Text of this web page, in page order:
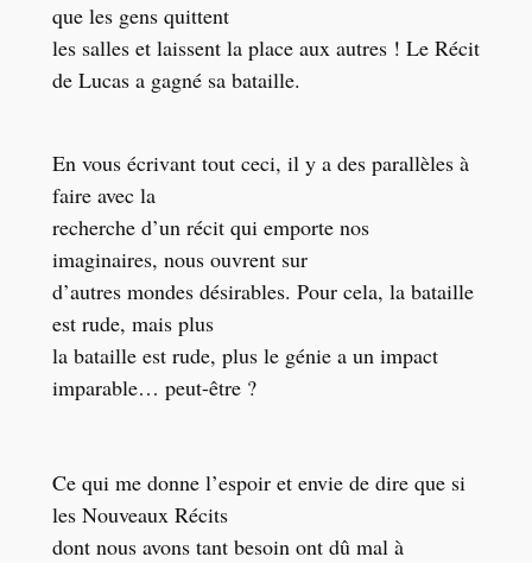
que les gens quittent
les salles et laissent la place aux autres ! Le Récit
de Lucas a gagné sa bataille.
En vous écrivant tout ceci, il y a des parallèles à
faire avec la
recherche d’un récit qui emporte nos
imaginaires, nous ouvrent sur
d’autres mondes désirables. Pour cela, la bataille
est rude, mais plus
la bataille est rude, plus le génie a un impact
imparable… peut-être ?
Ce qui me donne l’espoir et envie de dire que si
les Nouveaux Récits
dont nous avons tant besoin ont dû mal à